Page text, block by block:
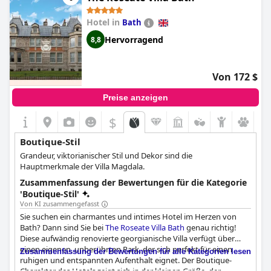
Hotel in Bath
8,8 Hervorragend
Von 172 $
Preise anzeigen
$
Boutique-Stil
Grandeur, viktorianischer Stil und Dekor sind die
Hauptmerkmale der Villa Magdala.
Zusammenfassung der Bewertungen für die Kategorie
'Boutique-Stil'
Von KI zusammengefasst
Sie suchen ein charmantes und intimes Hotel im Herzen von
Bath? Dann sind Sie beiThe Roseate Villa Bath genau richtig!
Diese aufwändig renovierte georgianische Villa verfügt über
einen eigenen, unberührten Park, der sich perfekt für einen
ruhigen und entspannten Aufenthalt eignet. Der Boutique-
Zusammenfassung der Bewertungen für alle Kategorien lesen